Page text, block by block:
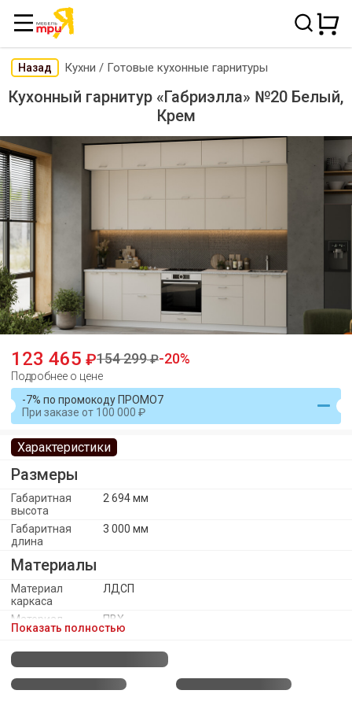
Назад Кухни / Готовые кухонные гарнитуры
Кухонный гарнитур «Габриэлла» №20 Белый,
Крем
123 465 154 299 20
Подробнее о цене
-7% по промокоду ПРОМО7
При заказе от 100 000
Характеристики
Размеры
Габаритная
высота
2 694 мм
Габаритная
длина
3 000 мм
Материалы
Материал
каркаса
ЛДСП
Материал
кромки
ПВХ
Материал
Материал
Пластик
Показать полностью